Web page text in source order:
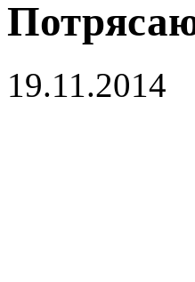
19.11.2014